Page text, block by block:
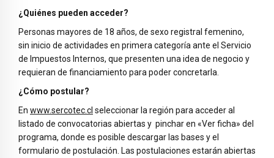
¿Quiénes pueden acceder?
Personas mayores de 18 años, de sexo registral femenino,
sin inicio de actividades en primera categoría ante el Servicio
de Impuestos Internos, que presenten una idea de negocio y
requieran de financiamiento para poder concretarla.
¿Cómo postular?
En www.sercotec.cl seleccionar la región para acceder al
listado de convocatorias abiertas y pinchar en «Ver ficha» del
programa, donde es posible descargar las bases y el
formulario de postulación. Las postulaciones estarán abiertas